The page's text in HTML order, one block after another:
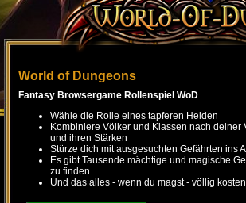
World of Dungeons
Fantasy Browsergame Rollenspiel WoD
Wähle die Rolle eines tapferen Helden
Kombiniere Völker und Klassen nach deiner
und ihren Stärken
Stürze dich mit ausgesuchten Gefährten ins
Es gibt Tausende mächtige und magische
zu finden
Und das alles - wenn du magst - völlig